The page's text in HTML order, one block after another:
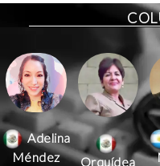
Adelina
Méndez
Orquídea